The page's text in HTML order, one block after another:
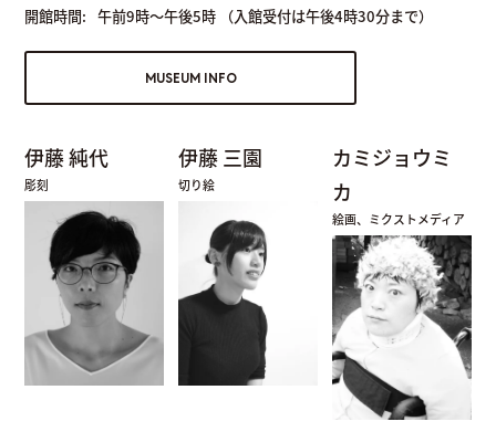
開館時間: 午前9時～午後5時 （入館受付は午後4時30分まで）
MUSEUM INFO
伊藤 純代
彫刻
伊藤 三園
切り絵
カミジョウミ
カ
絵画、ミクストメディア